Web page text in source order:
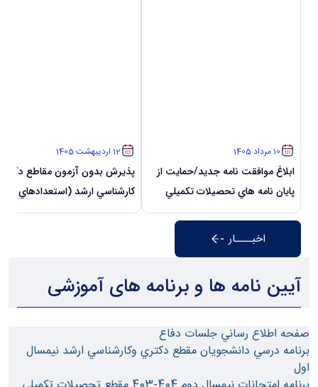
10 مرداد 1405
ابلاغ موافقت نامه جديد/حمايت از
پايان نامه هاي تحصيلات تكميلي
مقاطع ارشد...
12 اردیبهشت 1405
پذيرش بدون آزمون مقاطع
کارشناسي ارشد (استعدادهاي
درخشان)دانشگاه...
اخبــــار
آیین نامه ها و برنامه های آموزشی
صفحه اطلاع رساني جلسات دفاع
برنامه درسي دانشجويان مقطع دكتري وكارشناسي ارشد نيمسال
اول